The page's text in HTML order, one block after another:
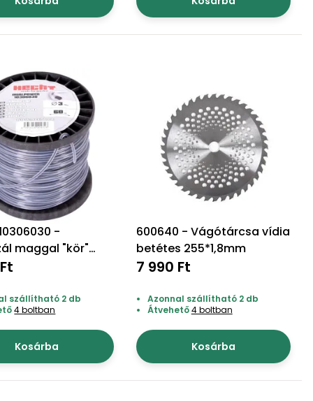
-
maggal "kör"
szállítható 2 db
4 boltban
Kosárba
600640 - Vágótárcsa vídia
betétes 255*1,8mm
7 990 Ft
Azonnal szállítható 2 db
Átvehető4 boltban
Kosárba